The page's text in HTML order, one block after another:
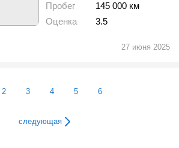
Пробег
145 000 км
Оценка
3.5
27 июня 2025
2 3 4 5 6
следующая